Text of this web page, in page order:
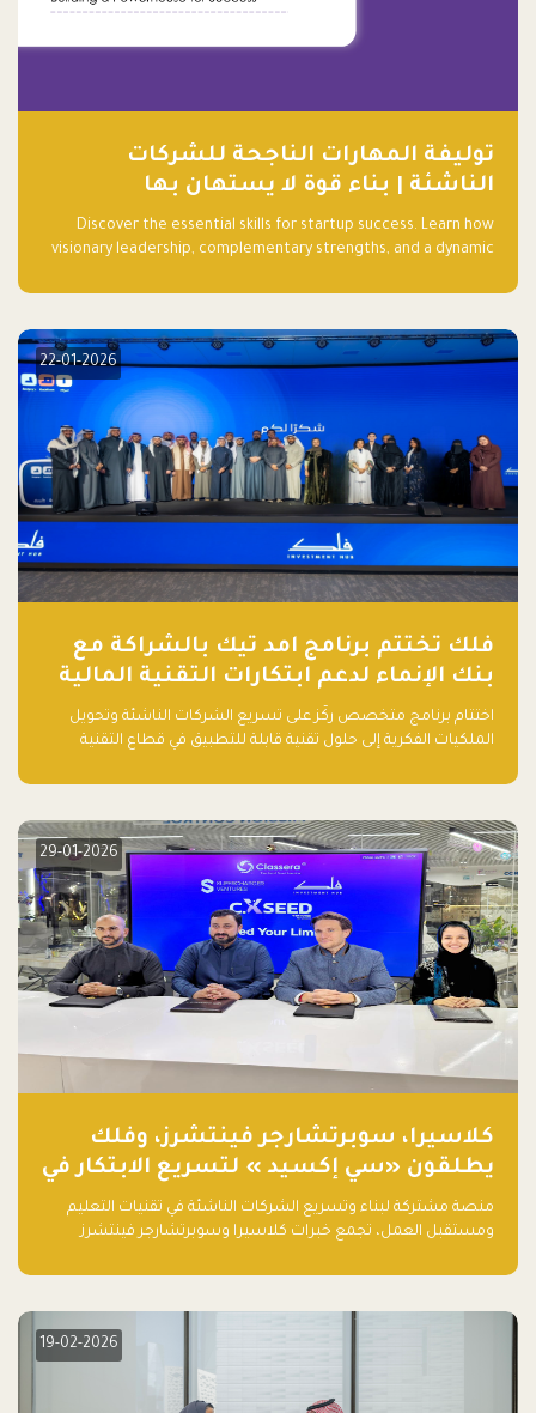
توليفة المهارات الناجحة للشركات
الناشئة | بناء قوة لا يستهان بها
Discover the essential skills for startup success. Learn how
visionary leadership, complementary strengths, and a dynamic
elevate your startup! Follow us @FalakHub
22-01-2026
فلك تختتم برنامج امد تيك بالشراكة مع
بنك الإنماء لدعم ابتكارات التقنية المالية
اختتام برنامج متخصص ركّز على تسريع الشركات الناشئة وتحويل
الملكيات الفكرية إلى حلول تقنية قابلة للتطبيق في قطاع التقنية
29-01-2026
كلاسيرا، سوبرتشارجر فينتشرز، وفلك
يطلقون «سي إكسيد » لتسريع الابتكار في
تقنيات التعليم ومستقبل العمل
منصة مشتركة لبناء وتسريع الشركات الناشئة في تقنيات التعليم
ومستقبل العمل، تجمع خبرات كلاسيرا وسوبرتشارجر فينتشرز
العالمية.
19-02-2026